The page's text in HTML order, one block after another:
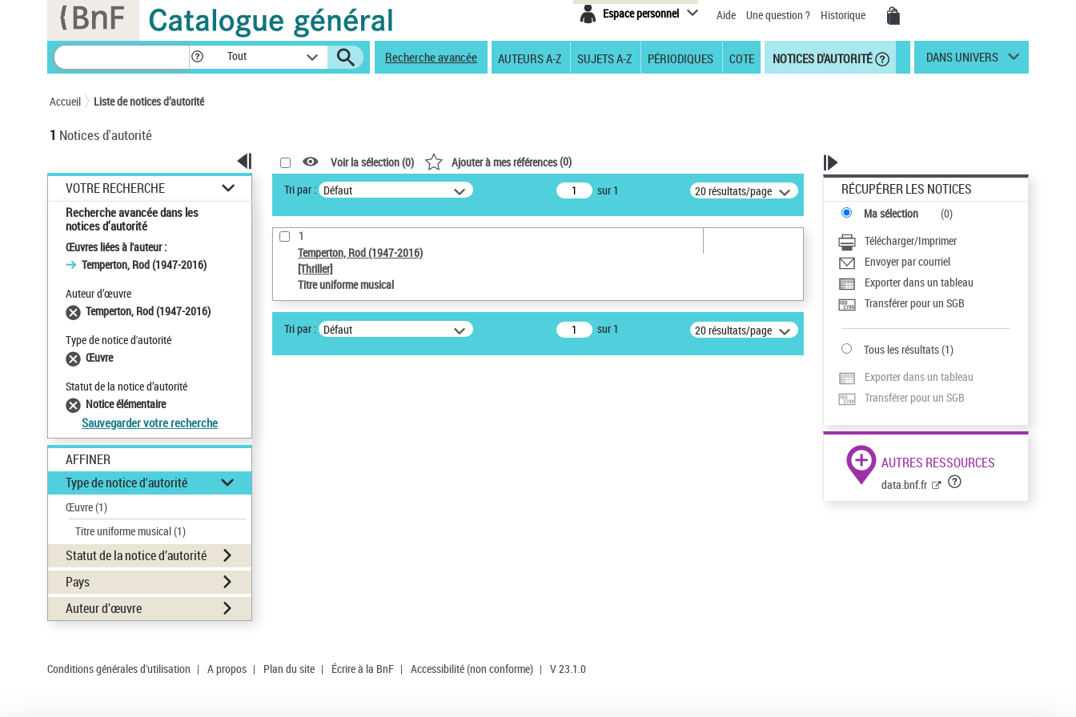
Espace personnel Aide Une question ? Historique
Tout Recherche avancée AUTEURS A-Z SUJETS A-Z PÉRIODIQUES COTE NOTICES D'AUTORITÉ DANS UNIVERS
Accueil Liste de notices d’autorité
1 Notices d'autorité
VOTRE RECHERCHE
Recherche avancée dans les
notices d’autorité
Œuvres liées à l'auteur :
Temperton, Rod (1947-2016)
Auteur d’œuvre
Temperton, Rod (1947-2016)
Type de notice d'autorité
Œuvre
Statut de la notice d’autorité
Notice élémentaire
Sauvegarder votre recherche
AFFINER
Type de notice d'autorité
Œuvre(1)
Titre uniforme musical(1)
Statut de la notice d’autorité
Pays
Auteur d’œuvre
Voir la sélection (0) Ajouter à mes références(0)
Tri par : Défaut sur 1 20 résultats/page
1
Temperton, Rod (1947-2016)
[Thriller]
Titre uniforme musical
Tri par : Défaut sur 1 20 résultats/page
RÉCUPÉRER LES NOTICES
Ma sélection (0)
Télécharger/Imprimer
Envoyer par courriel
Exporter dans un tableau
Transférer pour un SGB
Tous les résultats(1)
Exporter dans un tableau
Transférer pour un SGB
AUTRES RESSOURCES
data.bnf.fr
Conditions générales d'utilisation | A propos | Plan du site | Écrire à la BnF | Accessibilité (non conforme) | V 23.1.0
Panneau de gestion des cookies